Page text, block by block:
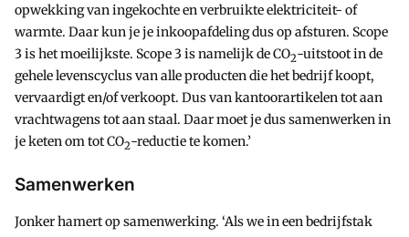
opwekking van ingekochte en verbruikte elektriciteit- of
warmte. Daar kun je je inkoopafdeling dus op afsturen. Scope
3 is het moeilijkste. Scope 3 is namelijk de CO2-uitstoot in de
gehele levenscyclus van alle producten die het bedrijf koopt,
vervaardigt en/of verkoopt. Dus van kantoorartikelen tot aan
vrachtwagens tot aan staal. Daar moet je dus samenwerken in
je keten om tot CO2-reductie te komen.’
Samenwerken
Jonker hamert op samenwerking. ‘Als we in een bedrijfstak